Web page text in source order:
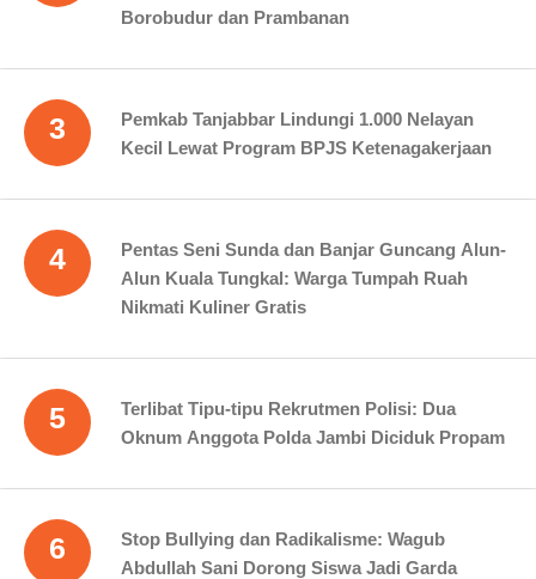
Borobudur dan Prambanan
3
Pemkab Tanjabbar Lindungi 1.000 Nelayan
Kecil Lewat Program BPJS Ketenagakerjaan
4
Pentas Seni Sunda dan Banjar Guncang Alun-
Alun Kuala Tungkal: Warga Tumpah Ruah
Nikmati Kuliner Gratis
5
Terlibat Tipu-tipu Rekrutmen Polisi: Dua
Oknum Anggota Polda Jambi Diciduk Propam
6
Stop Bullying dan Radikalisme: Wagub
Abdullah Sani Dorong Siswa Jadi Garda